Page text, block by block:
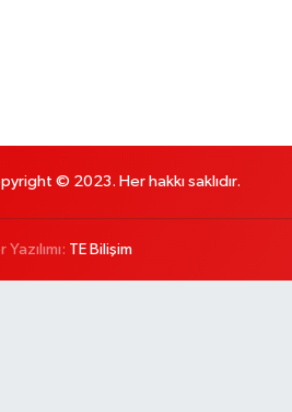
© 2023. Her hakkı saklıdır.
TE Bilişim